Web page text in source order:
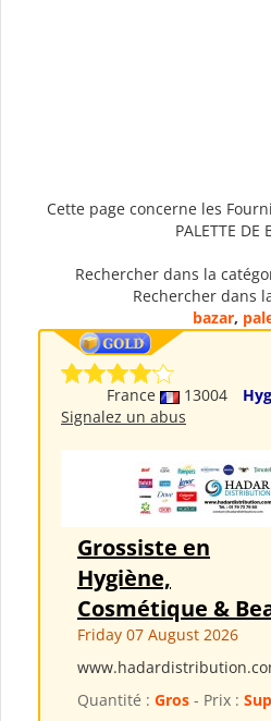
Cette page concerne les
PALETTE DE
Rechercher dans la
Rechercher dans
bazar,
France 13004
Signalez un abus
Grossiste en
Hygiène,
Cosmétique &
Friday 07 August 2026
Quantité : Gros - Prix :